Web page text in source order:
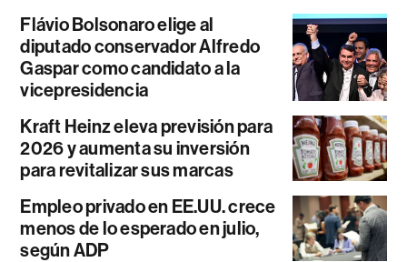
Flávio Bolsonaro elige al
diputado conservador Alfredo
Gaspar como candidato a la
vicepresidencia
Kraft Heinz eleva previsión para
2026 y aumenta su inversión
para revitalizar sus marcas
Empleo privado en EE.UU. crece
menos de lo esperado en julio,
según ADP